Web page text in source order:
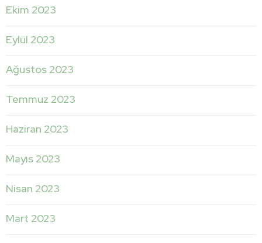
Ekim 2023
Eylül 2023
Ağustos 2023
Temmuz 2023
Haziran 2023
Mayıs 2023
Nisan 2023
Mart 2023